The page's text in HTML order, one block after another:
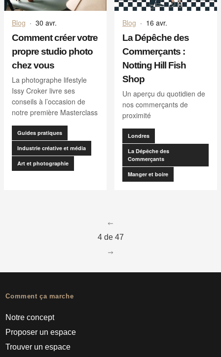
Blog · 30 avr.
Comment créer votre
propre studio photo
chez vous
La photographe lifestyle
Issy Croker livre ses
conseils à l’occasion de
notre première Masterclass
Guides pratiques
Industrie créative et média
Art et photographie
Blog · 16 avr.
La Dépêche des
Commerçants :
Notting Hill Fish
Shop
Un aperçu du quotidien de
nos commerçants de
proximité
Londres
La Dépêche des
Commerçants
Manger et boire
4 de 47
Comment ça marche
Notre concept
Proposer un espace
Trouver un espace